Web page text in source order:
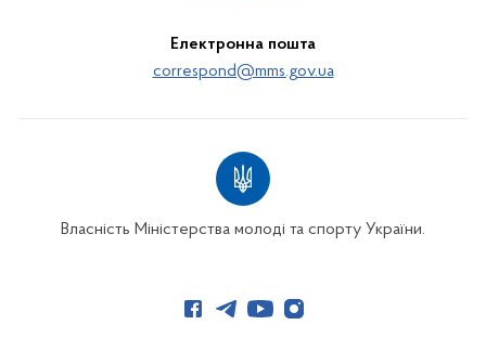
Електронна пошта
correspond@mms.gov.ua
Власність Міністерства молоді та спорту України.